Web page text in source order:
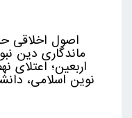
اصول اخلاقی
ماندگاری دین
اربعین؛